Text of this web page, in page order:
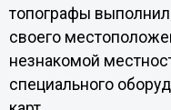
топографы
своего
незнакомой
специального